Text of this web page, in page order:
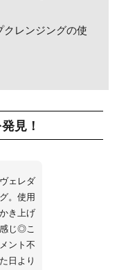
クレンジングの使
見！
ェレダ
。使用
き上げ
じ◎こ
ント不
日より